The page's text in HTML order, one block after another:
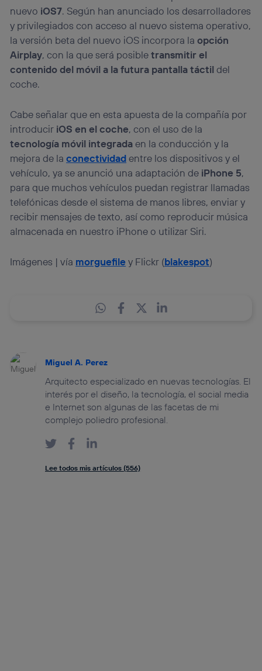
nuevo iOS7. Según han anunciado los desarrolladores
y privilegiados con acceso al nuevo sistema operativo,
la versión beta del nuevo iOS incorpora laopción
Airplay, con la que será posibletransmitir el
contenido del móvil a la futura pantalla táctildel
coche.
Cabe señalar que en esta apuesta de la compañía por
introducir iOS en el coche, con el uso de la
tecnología móvil integradaen la conducción y la
mejora de laconectividadentre los dispositivos y el
vehículo, ya se anunció una adaptación de iPhone 5,
para que muchos vehículos puedan registrar llamadas
telefónicas desde el sistema de manos libres, enviar y
recibir mensajes de texto, así como reproducir música
almacenada en nuestro iPhone o utilizar Siri.
Imágenes | vía morguefiley Flickr (blakespot)
Miguel A. Perez
Arquitecto especializado en nuevas tecnologías. El
interés por el diseño, la tecnología, el social media
e Internet son algunas de las facetas de mi
complejo poliedro profesional.
Lee todos mis artículos (556)